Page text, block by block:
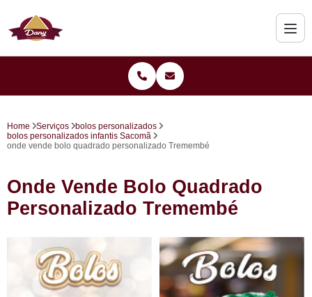
Home Serviços
bolos personalizados
bolos personalizados infantis Sacomã
onde vende bolo quadrado personalizado Tremembé
Onde Vende Bolo Quadrado
Personalizado Tremembé